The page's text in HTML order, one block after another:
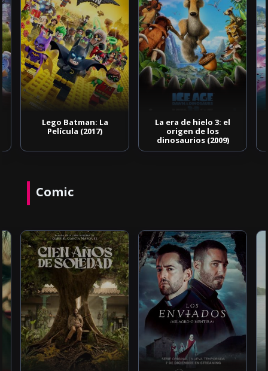
Lego Batman: La
Película (2017)
La era de hielo 3: el
origen de los
dinosaurios (2009)
Comic